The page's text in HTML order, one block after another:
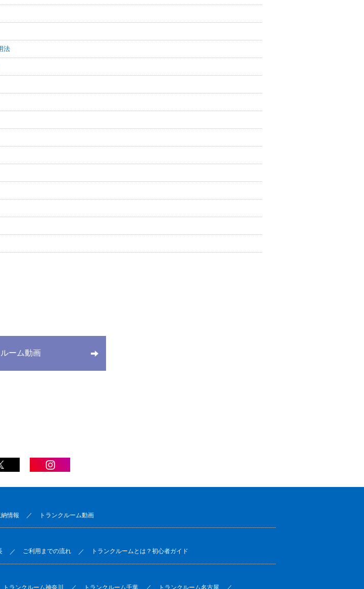
法
ルーム動画
情報 トランクルーム動画
ご利用までの流れ トランクルームとは？初心者ガイド
トランクルーム神奈川 トランクルーム千葉 トランクルーム名古屋